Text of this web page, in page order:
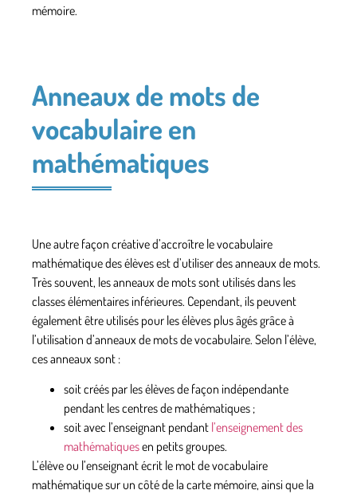
mémoire.
Anneaux de mots de
vocabulaire en
mathématiques
Une autre façon créative d’accroître le vocabulaire
mathématique des élèves est d’utiliser des anneaux de mots.
Très souvent, les anneaux de mots sont utilisés dans les
classes élémentaires inférieures. Cependant, ils peuvent
également être utilisés pour les élèves plus âgés grâce à
l’utilisation d’anneaux de mots de vocabulaire. Selon l’élève,
ces anneaux sont :
soit créés par les élèves de façon indépendante
pendant les centres de mathématiques ;
soit avec l’enseignant pendant l’enseignement des
mathématiquesen petits groupes.
L’élève ou l’enseignant écrit le mot de vocabulaire
mathématique sur un côté de la carte mémoire, ainsi que la